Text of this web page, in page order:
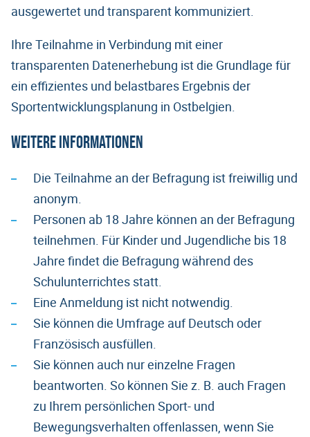
ausgewertet und transparent kommuniziert.
Ihre Teilnahme in Verbindung mit einer
transparenten Datenerhebung ist die Grundlage für
ein effizientes und belastbares Ergebnis der
Sportentwicklungsplanung in Ostbelgien.
Weitere Informationen
Die Teilnahme an der Befragung ist freiwillig und
anonym.
Personen ab 18 Jahre können an der Befragung
teilnehmen. Für Kinder und Jugendliche bis 18
Jahre findet die Befragung während des
Schulunterrichtes statt.
Eine Anmeldung ist nicht notwendig.
Sie können die Umfrage auf Deutsch oder
Französisch ausfüllen.
Sie können auch nur einzelne Fragen
beantworten. So können Sie z. B. auch Fragen
zu Ihrem persönlichen Sport- und
Bewegungsverhalten offenlassen, wenn Sie